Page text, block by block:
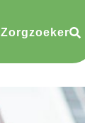
Zorgzoeker